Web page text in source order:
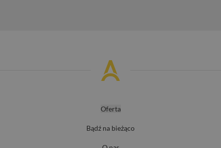
Oferta
Bądź na bieżąco